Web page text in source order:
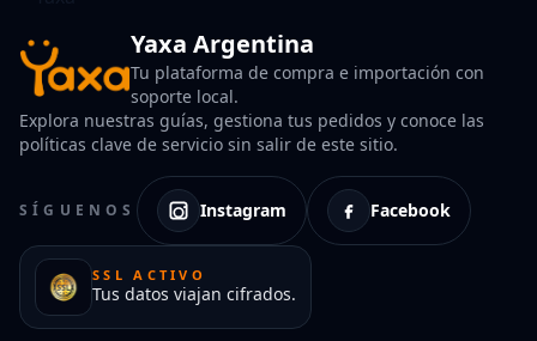
Yaxa Argentina
Tu plataforma de compra e importación con
soporte local.
Explora nuestras guías, gestiona tus pedidos y conoce las
políticas clave de servicio sin salir de este sitio.
SÍGUENOS Instagram Facebook
SSL ACTIVO
Tus datos viajan cifrados.